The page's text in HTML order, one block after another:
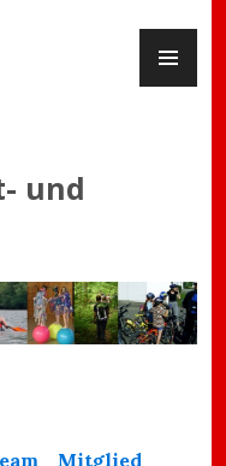
und
Mitglied